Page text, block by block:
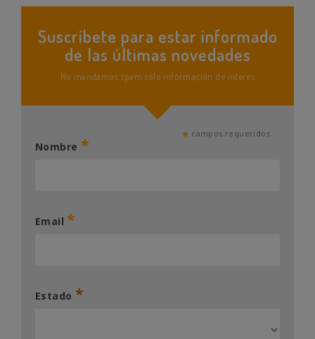
Suscríbete para estar informado
de las últimas novedades
No mandamos spam sólo información de interés
* campos requeridos
Nombre *
Email*
Estado *